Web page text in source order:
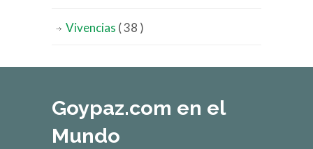
Vivencias ( 38 )
Goypaz.com en el
Mundo